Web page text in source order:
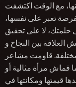
مع الوقت اكتشفت
تعبر على نفسها،
لا على تحقيق
بين النجاح و
مختلفة. قاومت مشاعر
فماش مرأة مثالية أو
قيمتها ومكانتها في